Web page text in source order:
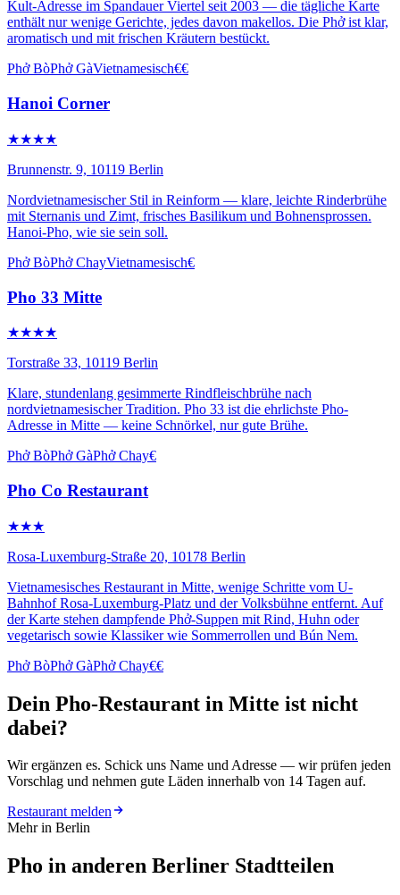
Kult-Adresse im Spandauer Viertel seit 2003 — die tägliche Karte
enthält nur wenige Gerichte, jedes davon makellos. Die Phở ist klar,
aromatisch und mit frischen Kräutern bestückt.
Phở BòPhở GàVietnamesisch€€
Hanoi Corner
★★★★
Brunnenstr. 9, 10119 Berlin
Nordvietnamesischer Stil in Reinform — klare, leichte Rinderbrühe
mit Sternanis und Zimt, frisches Basilikum und Bohnensprossen.
Hanoi-Pho, wie sie sein soll.
Phở BòPhở ChayVietnamesisch€
Pho 33 Mitte
★★★★
Torstraße 33, 10119 Berlin
Klare, stundenlang gesimmerte Rindfleischbrühe nach
nordvietnamesischer Tradition. Pho 33 ist die ehrlichste Pho-
Adresse in Mitte — keine Schnörkel, nur gute Brühe.
Phở BòPhở GàPhở Chay€
Pho Co Restaurant
★★★
Rosa-Luxemburg-Straße 20, 10178 Berlin
Vietnamesisches Restaurant in Mitte, wenige Schritte vom U-
Bahnhof Rosa-Luxemburg-Platz und der Volksbühne entfernt. Auf
der Karte stehen dampfende Phở-Suppen mit Rind, Huhn oder
vegetarisch sowie Klassiker wie Sommerrollen und Bún Nem.
Phở BòPhở GàPhở Chay€€
Dein Pho-Restaurant in Mitte ist nicht
dabei?
Wir ergänzen es. Schick uns Name und Adresse — wir prüfen jeden
Vorschlag und nehmen gute Läden innerhalb von 14 Tagen auf.
Restaurant melden
Mehr in Berlin
Pho in anderen Berliner Stadtteilen